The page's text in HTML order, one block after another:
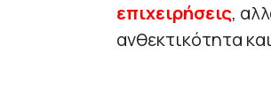
επιχειρήσεις,
ανθεκτικότητα